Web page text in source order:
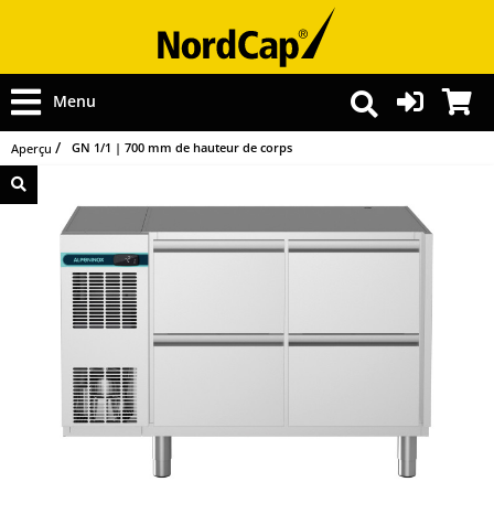
Menu
Aperçu GN 1/1 | 700 mm de hauteur de corps